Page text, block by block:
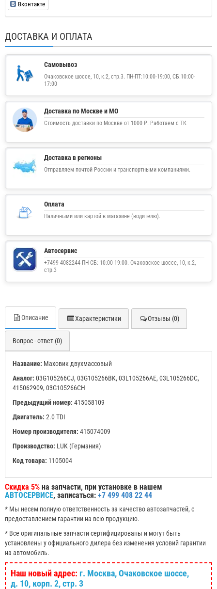
Вконтакте
ДОСТАВКА И ОПЛАТА
Самовывоз
Очаковское шоссе, 10, к.2, стр.3. ПН-ПТ:10:00-19:00, СБ:10:00-
17:00
Доставка по Москве и МО
Стоимость доставки по Москве от 1000 ₽. Работаем с ТК
Доставка в регионы
Отправляем почтой России и транспортными компаниями.
Оплата
Наличными или картой в магазине (водителю).
Автосервис
+7499 4082244 ПН-СБ: 10:00-19:00. Очаковское шоссе, 10, к.2,
стр.3
Описание Характеристики Отзывы (0)
Вопрос - ответ (0)
Название: Маховик двухмассовый
Аналог: 03G105266CJ, 03G105266BK, 03L105266AE, 03L105266DC,
415062909, 03G105266CH
Предыдущий номер: 415058109
Двигатель: 2.0 TDI
Номер производителя: 415074009
Производство: LUK (Германия)
Код товара: 1105004
Скидка 5% на запчасти, при установке в нашем
АВТОСЕРВИСЕ, записаться: +7 499 408 22 44
* Мы несем полную ответственность за качество автозапчастей, с
предоставлением гарантии на всю продукцию.
* Все оригинальные запчасти сертифицированы и могут быть
установлены у официального дилера без изменения условий гарантии
на автомобиль.
Наш новый адрес: г. Москва, Очаковское шоссе,
д. 10, корп. 2, стр. 3